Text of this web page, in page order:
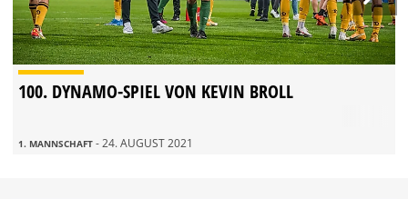
100. DYNAMO-SPIEL VON KEVIN BROLL
1. MANNSCHAFT - 24. AUGUST 2021